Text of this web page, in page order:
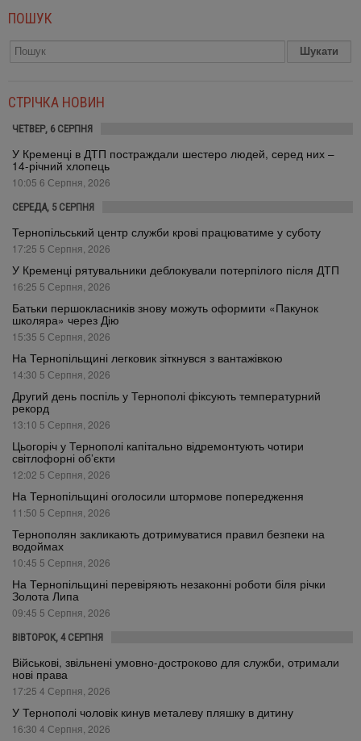
ПОШУК
СТРІЧКА НОВИН
ЧЕТВЕР, 6 СЕРПНЯ
У Кременці в ДТП постраждали шестеро людей, серед них –
14-річний хлопець
10:05 6 Серпня, 2026
СЕРЕДА, 5 СЕРПНЯ
Тернопільський центр служби крові працюватиме у суботу
17:25 5 Серпня, 2026
У Кременці рятувальники деблокували потерпілого після ДТП
16:25 5 Серпня, 2026
Батьки першокласників знову можуть оформити «Пакунок
школяра» через Дію
15:35 5 Серпня, 2026
На Тернопільщині легковик зіткнувся з вантажівкою
14:30 5 Серпня, 2026
Другий день поспіль у Тернополі фіксують температурний
рекорд
13:10 5 Серпня, 2026
Цьогоріч у Тернополі капітально відремонтують чотири
світлофорні об’єкти
12:02 5 Серпня, 2026
На Тернопільщині оголосили штормове попередження
11:50 5 Серпня, 2026
Тернополян закликають дотримуватися правил безпеки на
водоймах
10:45 5 Серпня, 2026
На Тернопільщині перевіряють незаконні роботи біля річки
Золота Липа
09:45 5 Серпня, 2026
ВІВТОРОК, 4 СЕРПНЯ
Військові, звільнені умовно-достроково для служби, отримали
нові права
17:25 4 Серпня, 2026
У Тернополі чоловік кинув металеву пляшку в дитину
16:30 4 Серпня, 2026